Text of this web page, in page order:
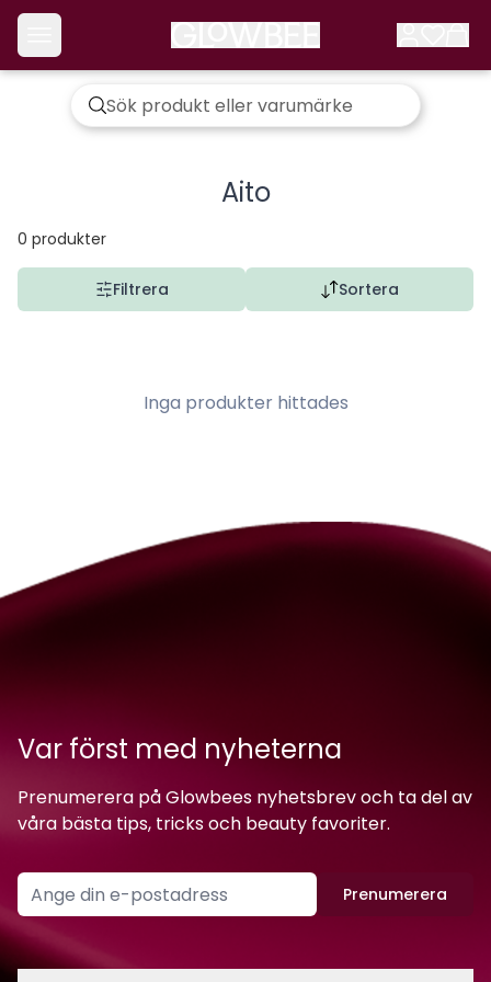
Aito
0 produkter
Filtrera Sortera
Inga produkter hittades
Var först med nyheterna
Prenumerera på Glowbees nyhetsbrev och ta del av
våra bästa tips, tricks och beauty favoriter.
Prenumerera